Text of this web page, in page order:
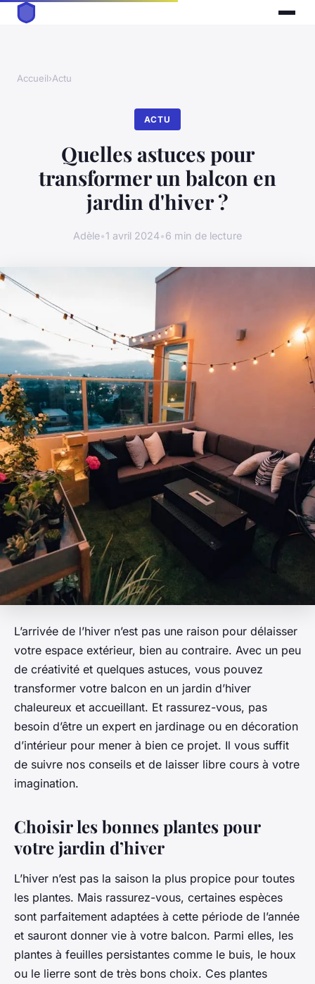
Accueil›Actu
ACTU
Quelles astuces pour
transformer un balcon en
jardin d'hiver ?
Adèle•1 avril 2024•6 min de lecture
L’arrivée de l’hiver n’est pas une raison pour délaisser
votre espace extérieur, bien au contraire. Avec un peu
de créativité et quelques astuces, vous pouvez
transformer votre balcon en un jardin d’hiver
chaleureux et accueillant. Et rassurez-vous, pas
besoin d’être un expert en jardinage ou en décoration
d’intérieur pour mener à bien ce projet. Il vous suffit
de suivre nos conseils et de laisser libre cours à votre
imagination.
Choisir les bonnes plantes pour
votre jardin d’hiver
L’hiver n’est pas la saison la plus propice pour toutes
les plantes. Mais rassurez-vous, certaines espèces
sont parfaitement adaptées à cette période de l’année
et sauront donner vie à votre balcon. Parmi elles, les
plantes à feuilles persistantes comme le buis, le houx
ou le lierre sont de très bons choix. Ces plantes